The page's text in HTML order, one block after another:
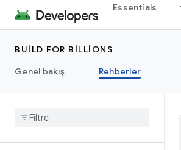
Essentials
BUILD FOR BILLIONS
Genel bakış
Rehberler